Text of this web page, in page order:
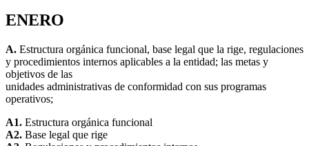
ENERO
A. Estructura orgánica funcional, base legal que la rige, regulaciones
y procedimientos internos aplicables a la entidad; las metas y
objetivos de las
unidades administrativas de conformidad con sus programas
operativos;
A1. Estructura orgánica funcional
A2. Base legal que rige